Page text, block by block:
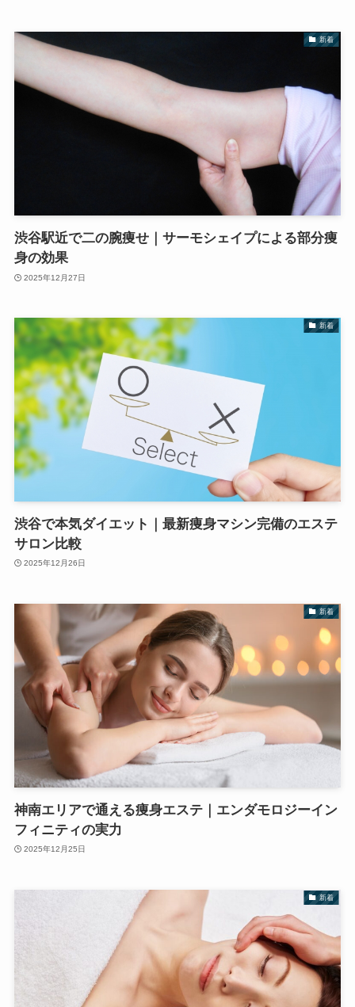
新着
渋谷駅近で二の腕痩せ｜サーモシェイプによる部分痩
身の効果
2025年12月27日
新着
渋谷で本気ダイエット｜最新痩身マシン完備のエステ
サロン比較
2025年12月26日
新着
神南エリアで通える痩身エステ｜エンダモロジーイン
フィニティの実力
2025年12月25日
新着